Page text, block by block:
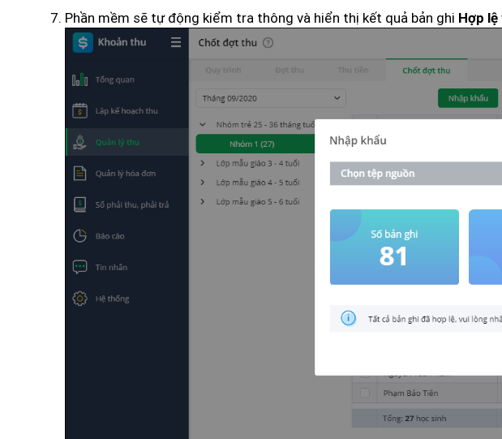
Phần mềm sẽ tự động kiểm tra thông và hiển thị kết quả bản ghi Hợp lệ